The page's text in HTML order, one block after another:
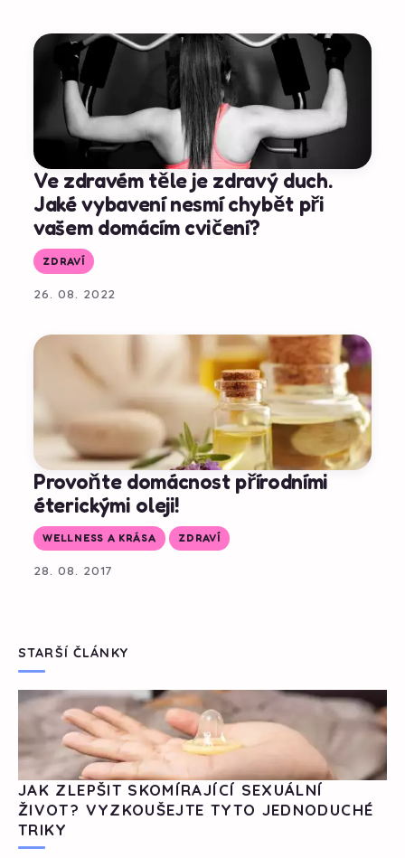
Ve zdravém těle je zdravý duch.
Jaké vybavení nesmí chybět při
vašem domácím cvičení?
ZDRAVÍ
26. 08. 2022
Provoňte domácnost přírodními
éterickými oleji!
WELLNESS A KRÁSA ZDRAVÍ
28. 08. 2017
STARŠÍ ČLÁNKY
JAK ZLEPŠIT SKOMÍRAJÍCÍ SEXUÁLNÍ
ŽIVOT? VYZKOUŠEJTE TYTO JEDNODUCHÉ
TRIKY